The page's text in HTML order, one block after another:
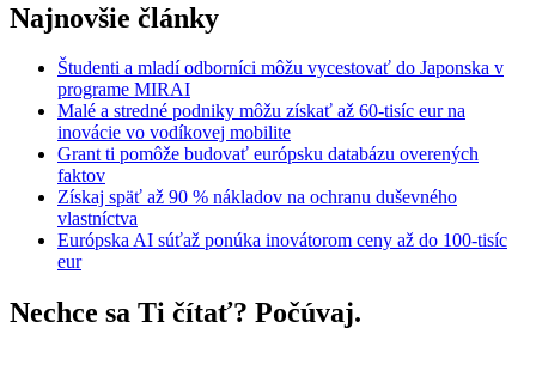
Najnovšie články
Študenti a mladí odborníci môžu vycestovať do Japonska v
programe MIRAI
Malé a stredné podniky môžu získať až 60-tisíc eur na
inovácie vo vodíkovej mobilite
Grant ti pomôže budovať európsku databázu overených
faktov
Získaj späť až 90 % nákladov na ochranu duševného
vlastníctva
Európska AI súťaž ponúka inovátorom ceny až do 100-tisíc
eur
Nechce sa Ti čítať? Počúvaj.